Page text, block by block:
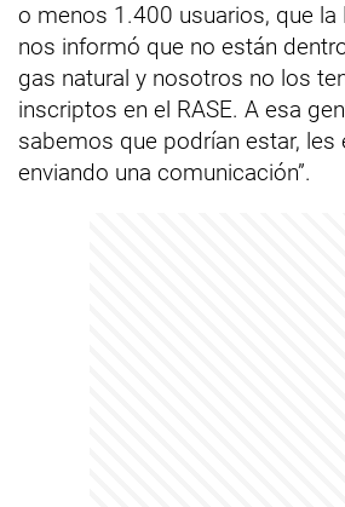
o menos 1.400 usuarios, que la
nos informó que no están
gas natural y nosotros no los
inscriptos en el RASE. A esa
sabemos que podrían estar, les
enviando una comunicación”.